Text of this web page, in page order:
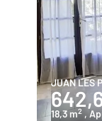
JUAN LES
18,3 m2 ,